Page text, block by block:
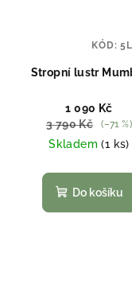
Stropní lustr
1 090 Kč
3 790 Kč
(–71 %)
Skladem(1 ks)
Do košíku
KÓD: